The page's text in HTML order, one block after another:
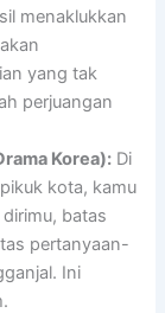
menaklukkan
yang tak
perjuangan
Korea): Di
kota, kamu
batas
pertanyaan-
Ini